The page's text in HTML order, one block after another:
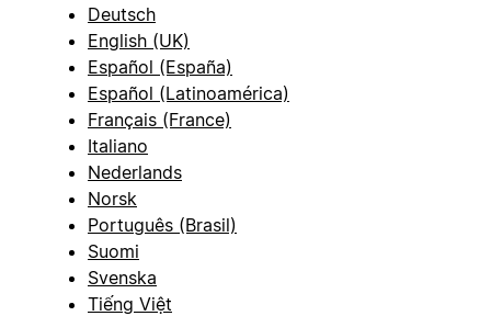
Deutsch
English (UK)
Español (España)
Español (Latinoamérica)
Français (France)
Italiano
Nederlands
Norsk
Português (Brasil)
Suomi
Svenska
Tiếng Việt